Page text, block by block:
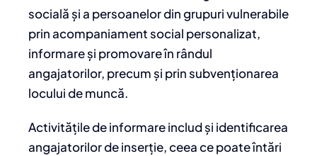
socială și a persoanelor din grupuri vulnerabile
prin acompaniament social personalizat,
informare și promovare în rândul
angajatorilor, precum și prin subvenționarea
locului de muncă.
Activitățile de informare includ și identificarea
angajatorilor de inserție, ceea ce poate întări